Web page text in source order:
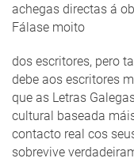
achegas directas á
Fálase moito
dos escritores, pero
debe aos escritores
que as Letras
cultural baseada
contacto real cos
sobrevive